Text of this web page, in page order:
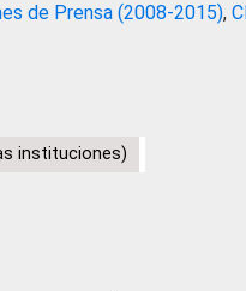
de Prensa (2008-2015),
instituciones)